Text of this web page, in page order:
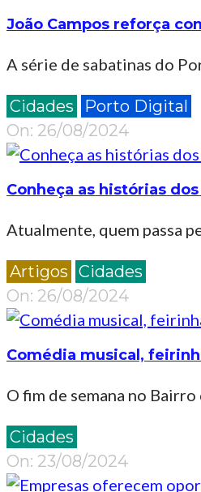
João Campos reforça
A série de sabatinas do
2024-
08-
26
Cidades
Porto Digital
On: 26/08/2024
Conheça as histórias
Atualmente, quem passa
2024-
08-
26
Artigos Cidades
On: 26/08/2024
Comédia musical,
O fim de semana no
2024-
08-
23
Cidades
On: 23/08/2024